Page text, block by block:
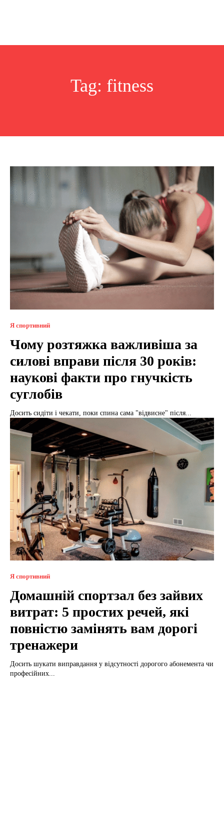
Tag: fitness
Я спортивний
Чому розтяжка важливіша за
силові вправи після 30 років:
наукові факти про гнучкість
суглобів
Досить сидіти і чекати, поки спина сама "відвисне" після...
Я спортивний
Домашній спортзал без зайвих
витрат: 5 простих речей, які
повністю замінять вам дорогі
тренажери
Досить шукати виправдання у відсутності дорогого абонемента чи
професійних...